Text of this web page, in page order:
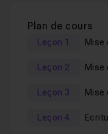
Plan de cours
Leçon 1 Mise
Leçon 2 Mise
Leçon 3 Mise
Leçon 4